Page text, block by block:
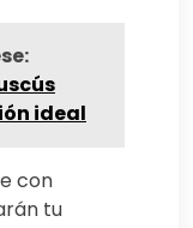
ideal
con
tu